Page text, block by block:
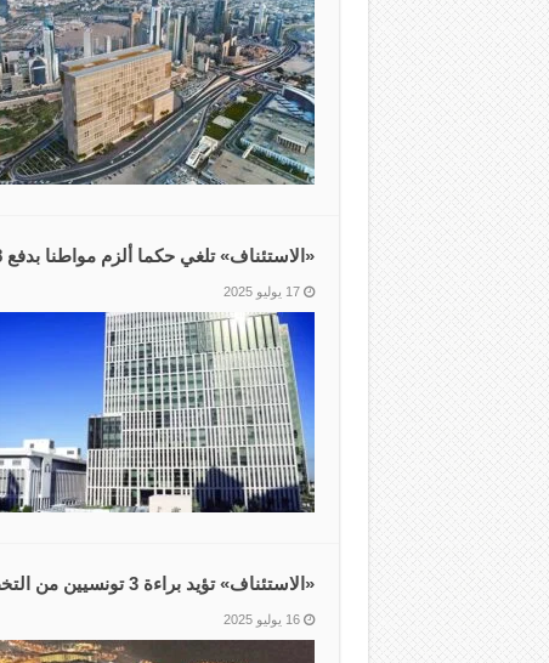
«الاستئناف» تلغي حكما ألزم مواطنا بدفع 18 ألف دينار لمواطنة
17 يوليو 2025
‏«الاستئناف» تؤيد براءة 3 تونسيين من التخطيط لتنفيذ أعمال إرهابية
16 يوليو 2025